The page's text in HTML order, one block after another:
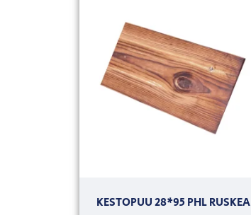
KESTOPUU 28*95 PHL RUSKEA